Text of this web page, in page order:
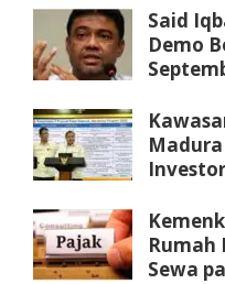
Said
Demo
Rumah
Sewa